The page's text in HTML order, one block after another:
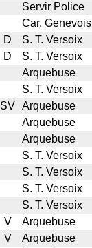
Servir Police
Car. Genevois
D S. T. Versoix
D S. T. Versoix
Arquebuse
S. T. Versoix
SV Arquebuse
Arquebuse
Arquebuse
S. T. Versoix
S. T. Versoix
S. T. Versoix
S. T. Versoix
V Arquebuse
V Arquebuse